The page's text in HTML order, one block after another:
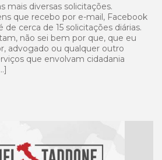
mais diversas solicitações.
que recebo por e-mail, Facebook
cerca de 15 solicitações diárias.
não sei bem por que, que eu
advogado ou qualquer outro
que envolvam cidadania